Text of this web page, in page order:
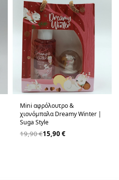
Mini αφρόλουτρο &
χιονόμπαλα Dreamy Winter |
Suga Style
19,90€15,90 €